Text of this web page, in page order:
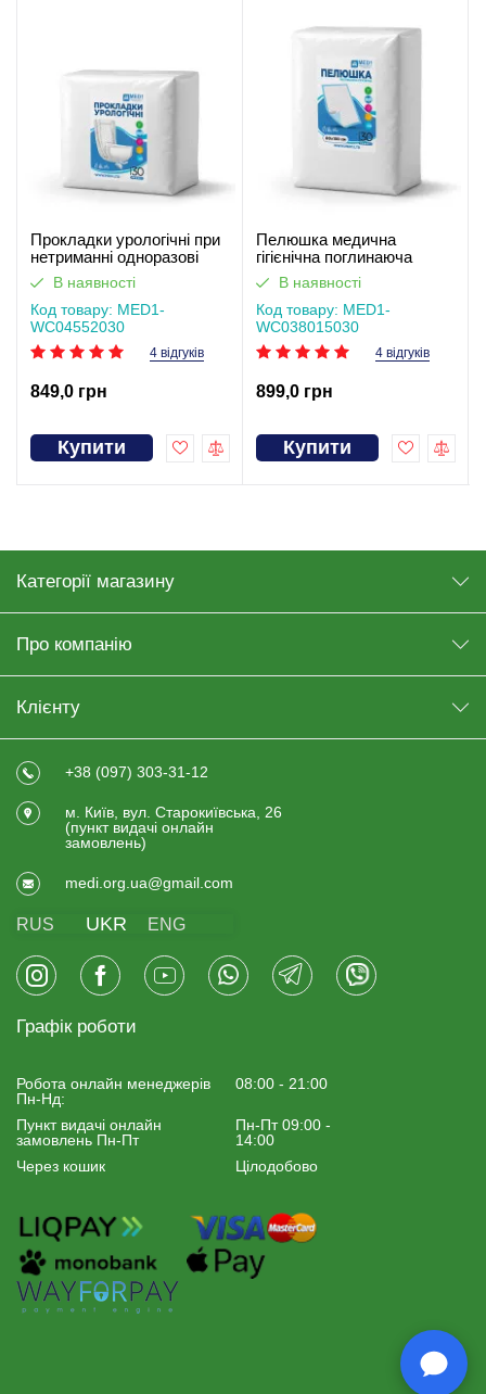
Прокладки урологічні при
нетриманні одноразові
MED1-WC04, розмір 55*20
см (30 шт в упаковці)
В наявності
Код товару: MED1-
WC04552030
4 відгуків
849,0 грн
Купити
Пелюшка медична
гігієнічна поглинаюча
одноразова MED1-WC03,
розмір 80×150 см (30 шт в
упаковці)
В наявності
Код товару: MED1-
WC038015030
4 відгуків
899,0 грн
Купити
Категорії магазину
Про компанію
Клієнту
+38 (097) 303-31-12
м. Київ, вул. Старокиївська, 26
(пункт видачi онлайн
замовлень)
medi.org.ua@gmail.com
RUS UKR ENG
Графік роботи
Робота онлайн менеджерiв
Пн-Нд:
08:00 - 21:00
Пункт видачі онлайн
замовлень Пн-Пт
Пн-Пт 09:00 -
14:00
Через кошик
Цілодобово